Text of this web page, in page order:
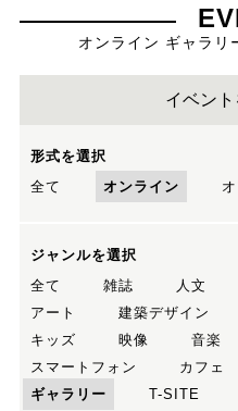
オンライン ギャラリ
イベン
形式を選択
全て
オンライン
ジャンルを選択
全て
雑誌 人文
アート
建築デザイン
キッズ
映像 音楽
スマートフォン
カフェ
ギャラリー
T-SITE